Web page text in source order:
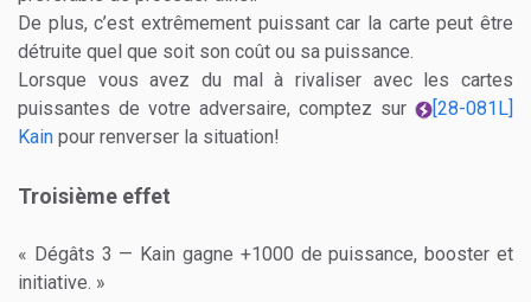
De plus, c’est extrêmement puissant car la carte peut être
détruite quel que soit son coût ou sa puissance.
Lorsque vous avez du mal à rivaliser avec les cartes
puissantes de votre adversaire, comptez sur
[28-081L]
Kain pour renverser la situation!
Troisième effet
« Dégâts 3 — Kain gagne +1000 de puissance, booster et
initiative. »